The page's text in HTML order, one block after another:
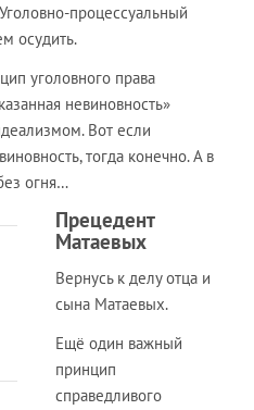
процессуальный
осудить.
уголовного права
невиновность»
Вот если
тогда конечно. А в
огня…
Прецедент
Матаевых
Вернусь к делу отца и
сына Матаевых.
Ещё один важный
принцип
справедливого